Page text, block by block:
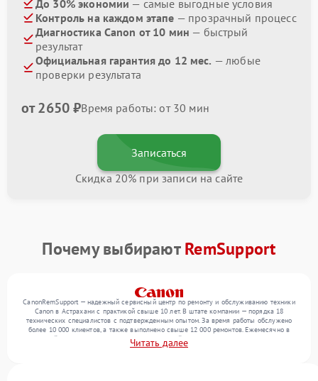
До 30% экономии — самые выгодные условия
Контроль на каждом этапе — прозрачный процесс
Диагностика Canon от 10 мин — быстрый
результат
Официальная гарантия до 12 мес. — любые
проверки результата
от 2650 ₽Время работы: от 30 мин
Записаться
Скидка 20% при записи на сайте
Почему выбираютRemSupport
CanonRemSupport — надежный сервисный центр по ремонту и обслуживанию техники
Canon в Астрахани с практикой свыше 10 лет. В штате компании — порядка 18
технических специалистов с подтвержденным опытом. За время работы обслужено
более 10 000 клиентов, а также выполнено свыше 12 000 ремонтов. Ежемесячно в
сервисный центр поступает более 300 обращений, включая , , . Мы беремся за задачи
любой сложности и предлагаем стабильный уровень сервиса благодаря опыту
Читать далее